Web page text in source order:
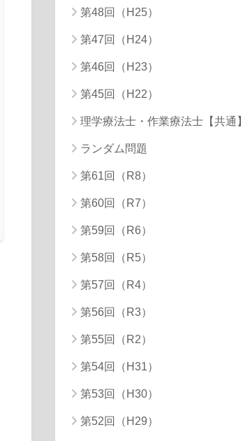
第48回（H25）
第47回（H24）
第46回（H23）
第45回（H22）
理学療法士・作業療法士【共通】
ランダム問題
第61回（R8）
第60回（R7）
第59回（R6）
第58回（R5）
第57回（R4）
第56回（R3）
第55回（R2）
第54回（H31）
第53回（H30）
第52回（H29）